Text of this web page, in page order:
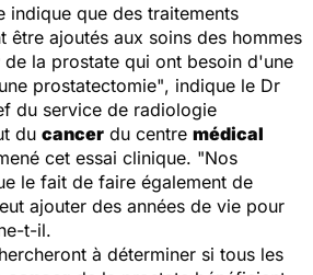
indique que des traitements
être ajoutés aux soins des hommes
de la prostate qui ont besoin d'une
prostatectomie", indique le Dr
du service de radiologie
du cancer du centre médical
cet essai clinique. "Nos
le fait de faire également de
ajouter des années de vie pour
t-il.
à déterminer si tous les